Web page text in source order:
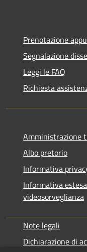
Prenotazione
Segnalazione
Leggi le FAQ
Richiesta
Amministrazione
Albo pretorio
Informativa
Informativa
videosorveglianza
Note legali
Dichiarazione di